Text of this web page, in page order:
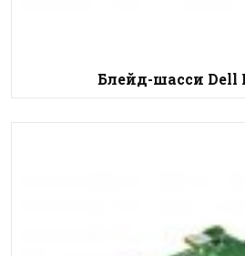
Блейд-шасси Dell